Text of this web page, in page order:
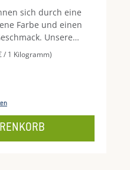
sich durch eine
Farbe und einen
Unsere
Farmen. Dort
angebaut und
geerntet. Das macht
/ 1 Kilogramm)